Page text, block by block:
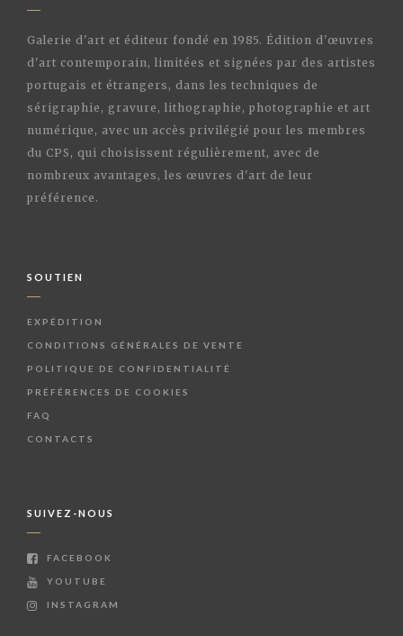
Galerie d'art et éditeur fondé en 1985. Édition d'œuvres
d'art contemporain, limitées et signées par des artistes
portugais et étrangers, dans les techniques de
sérigraphie, gravure, lithographie, photographie et art
numérique, avec un accès privilégié pour les membres
du CPS, qui choisissent régulièrement, avec de
nombreux avantages, les œuvres d'art de leur
préférence.
SOUTIEN
EXPÉDITION
CONDITIONS GÉNÉRALES DE VENTE
POLITIQUE DE CONFIDENTIALITÉ
PRÉFÉRENCES DE COOKIES
FAQ
CONTACTS
SUIVEZ-NOUS
FACEBOOK
YOUTUBE
INSTAGRAM